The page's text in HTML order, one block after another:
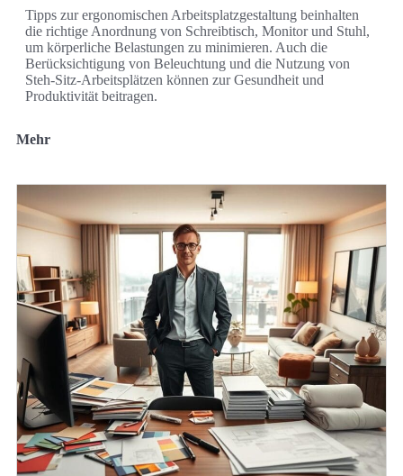
Tipps zur ergonomischen Arbeitsplatzgestaltung beinhalten
die richtige Anordnung von Schreibtisch, Monitor und Stuhl,
um körperliche Belastungen zu minimieren. Auch die
Berücksichtigung von Beleuchtung und die Nutzung von
Steh-Sitz-Arbeitsplätzen können zur Gesundheit und
Produktivität beitragen.
Mehr